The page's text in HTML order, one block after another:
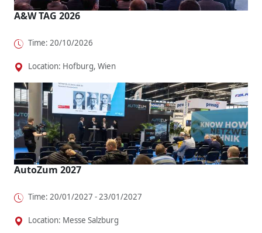
A&W TAG 2026
Time: 20/10/2026
Location: Hofburg, Wien
AutoZum 2027
Time: 20/01/2027 - 23/01/2027
Location: Messe Salzburg